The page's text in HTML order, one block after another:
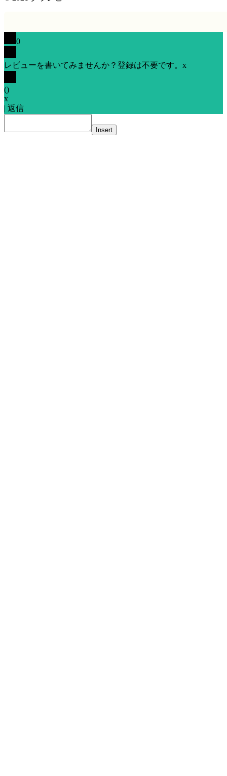
0
レビューを書いてみませんか？登録は不要です。 x
()
x
| 返信
Insert